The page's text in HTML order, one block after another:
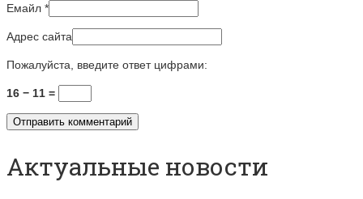
Емайл *
Адрес сайта
Пожалуйста, введите ответ цифрами:
16 − 11 =
Актуальные новости